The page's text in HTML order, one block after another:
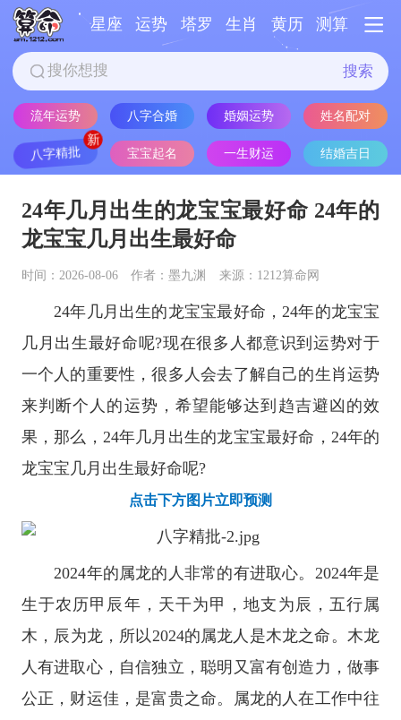
星座 运势 塔罗 生肖 黄历 测算
搜索
流年运势 八字合婚 婚姻运势 姓名配对
八字精批 宝宝起名 一生财运 结婚吉日
24年几月出生的龙宝宝最好命 24年的
龙宝宝几月出生最好命
时间：2026-08-06 作者：墨九渊 来源：1212算命网
24年几月出生的龙宝宝最好命，24年的龙宝宝
几月出生最好命呢?现在很多人都意识到运势对于
一个人的重要性，很多人会去了解自己的生肖运势
来判断个人的运势，希望能够达到趋吉避凶的效
果，那么，24年几月出生的龙宝宝最好命，24年的
龙宝宝几月出生最好命呢?
点击下方图片立即预测
2024年的属龙的人非常的有进取心。2024年是
生于农历甲辰年，天干为甲，地支为辰，五行属
木，辰为龙，所以2024的属龙人是木龙之命。木龙
人有进取心，自信独立，聪明又富有创造力，做事
公正，财运佳，是富贵之命。属龙的人在工作中往